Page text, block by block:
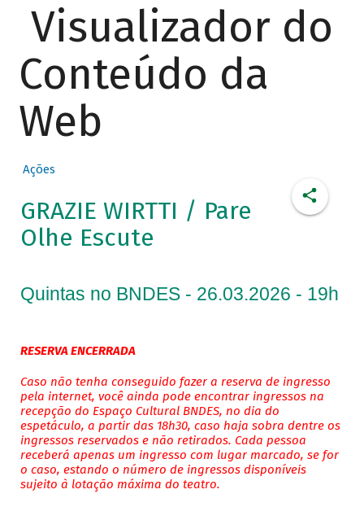
Visualizador do
Conteúdo da
Web
Ações
GRAZIE WIRTTI / Pare
Olhe Escute
Quintas no BNDES - 26.03.2026 - 19h
RESERVA ENCERRADA
Caso não tenha conseguido fazer a reserva de ingresso
pela internet, você ainda pode encontrar ingressos na
recepção do Espaço Cultural BNDES, no dia do
espetáculo, a partir das 18h30, caso haja sobra dentre os
ingressos reservados e não retirados. Cada pessoa
receberá apenas um ingresso com lugar marcado, se for
o caso, estando o número de ingressos disponíveis
sujeito à lotação máxima do teatro.